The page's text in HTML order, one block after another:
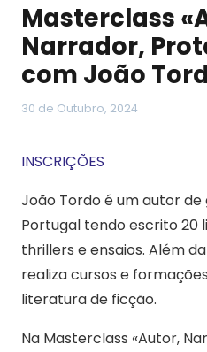
Masterclass
Narrador,
com João
30 de Outubro, 2024
INSCRIÇÕES
João Tordo é um autor
Portugal tendo escrito 20
thrillers e ensaios. Além
realiza cursos e
literatura de ficção.
Na Masterclass «Autor,